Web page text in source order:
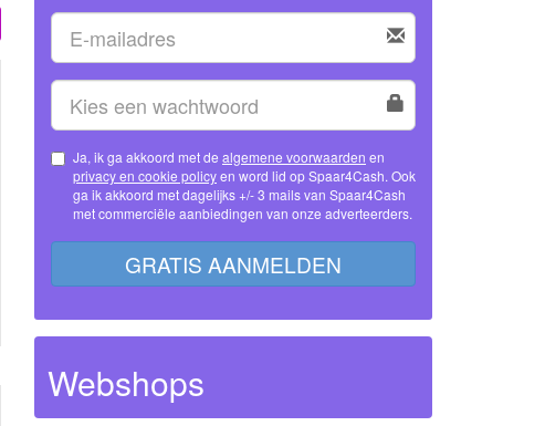
Ja, ik ga akkoord met de algemene voorwaarden en
privacy en cookie policy
ga ik akkoord met dagelijks +/- 3 mails van Spaar4Cash
met commerciële aanbiedingen van onze adverteerders.
GRATIS AANMELDEN
Webshops